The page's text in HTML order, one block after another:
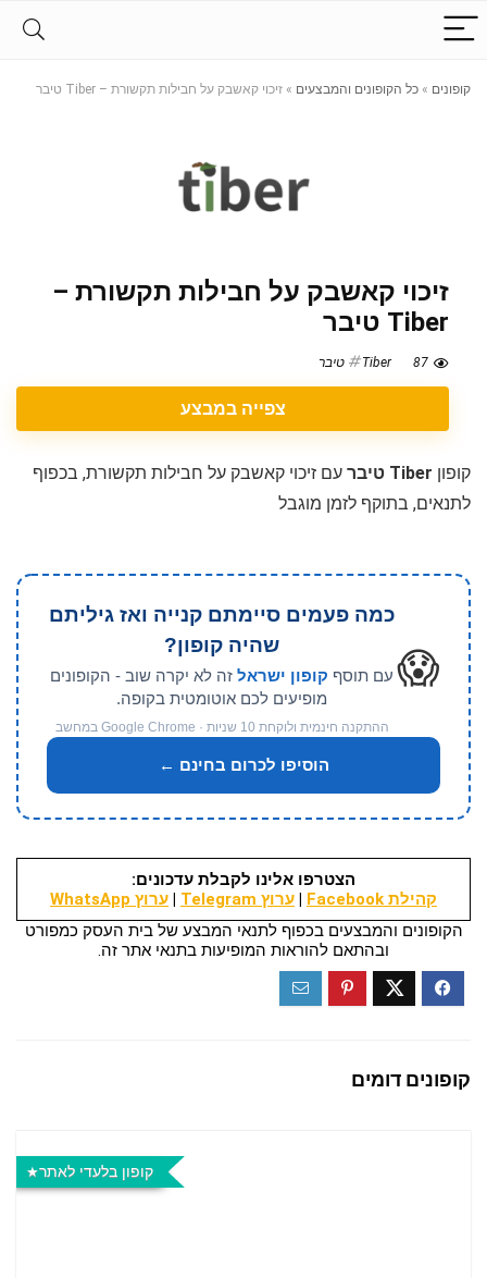
קופונים » כל הקופונים והמבצעים » זיכוי קאשבק על חבילות תקשורת – Tiber טיבר
זיכוי קאשבק על חבילות תקשורת –
Tiber טיבר
87 Tiber טיבר
צפייה במבצע
קופון Tiber טיבר
עם זיכוי קאשבק על חבילות תקשורת, בכפוף
לתנאים, בתוקף לזמן מוגבל
😱
כמה פעמים סיימתם קנייה ואז גיליתם
שהיה קופון?
עם תוסף קופון ישראל זה לא יקרה שוב - הקופונים
מופיעים לכם אוטומטית בקופה.
ההתקנה חינמית ולוקחת 10 שניות · Google Chrome במחשב
הוסיפו לכרום בחינם ←
הצטרפו אלינו לקבלת עדכונים:
קהילת Facebook
| ערוץ Telegram | ערוץ WhatsApp
הקופונים והמבצעים בכפוף לתנאי המבצע של בית העסק כמפורט
ובהתאם להוראות המופיעות בתנאי אתר זה.
קופונים דומים
קופון בלעדי לאתר